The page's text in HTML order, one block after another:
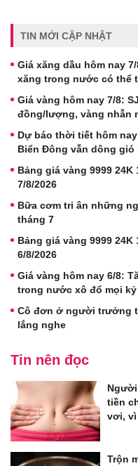
TIN MỚI CẬP NHẬT
Giá xăng dầu hôm nay
xăng trong nước có thể
Giá vàng hôm nay 7/8:
đồng/lượng, vàng nhẫn
Dự báo thời tiết hôm
Biển Đông vẫn dông gió
Bảng giá vàng 9999 24K
7/8/2026
Bữa cơm tri ân những
tháng 7
Bảng giá vàng 9999 24K
6/8/2026
Giá vàng hôm nay 6/8:
trong nước xô đổ mọi
Cô đơn ở người trưởng
lắng nghe
Tin nên đọc
tiền
vơi, vì
Trộn